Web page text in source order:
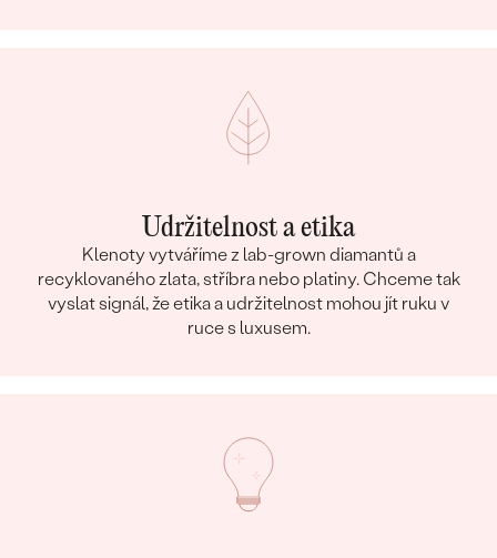
Udržitelnost a etika
Klenoty vytváříme z lab-grown diamantů a
recyklovaného zlata, stříbra nebo platiny. Chceme tak
vyslat signál, že etika a udržitelnost mohou jít ruku v
ruce s luxusem.